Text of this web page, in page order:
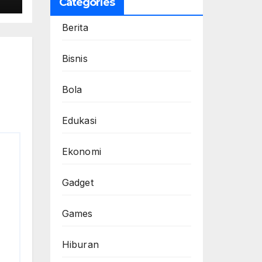
Berita
Bisnis
Bola
Edukasi
Ekonomi
Gadget
Games
Hiburan